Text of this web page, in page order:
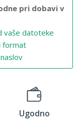
pri dobavi v
vaše datoteke
format
Ugodno